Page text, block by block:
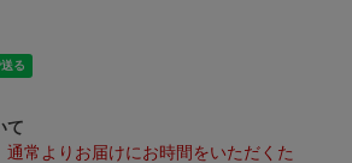
て
常よりお届けにお時間をいただくた